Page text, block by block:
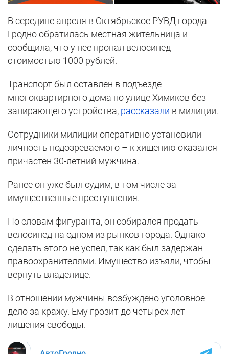
В середине апреля в Октябрьское РУВД города
Гродно обратилась местная жительница и
сообщила, что у нее пропал велосипед
стоимостью 1000 рублей.
Транспорт был оставлен в подъезде
многоквартирного дома по улице Химиков без
запирающего устройства, рассказали в милиции.
Сотрудники милиции оперативно установили
личность подозреваемого – к хищению оказался
причастен 30-летний мужчина.
Ранее он уже был судим, в том числе за
имущественные преступления.
По словам фигуранта, он собирался продать
велосипед на одном из рынков города. Однако
сделать этого не успел, так как был задержан
правоохранителями. Имущество изъяли, чтобы
вернуть владелице.
В отношении мужчины возбуждено уголовное
дело за кражу. Ему грозит до четырех лет
лишения свободы.